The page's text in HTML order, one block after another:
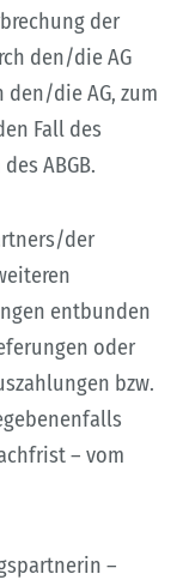
der
den/die AG
die AG, zum
Fall des
ABGB.
der
entbunden
oder
bzw.
– vom
–